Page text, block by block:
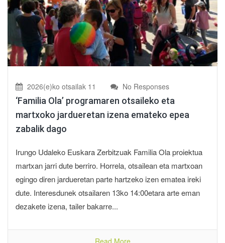
2026(e)ko otsailak 11 No Responses
‘Familia Ola’ programaren otsaileko eta
martxoko jardueretan izena emateko epea
zabalik dago
Irungo Udaleko Euskara Zerbitzuak Familia Ola proiektua
martxan jarri dute berriro. Horrela, otsailean eta martxoan
egingo diren jardueretan parte hartzeko izen ematea ireki
dute. Interesdunek otsailaren 13ko 14:00etara arte eman
dezakete izena, tailer bakarre...
Read More